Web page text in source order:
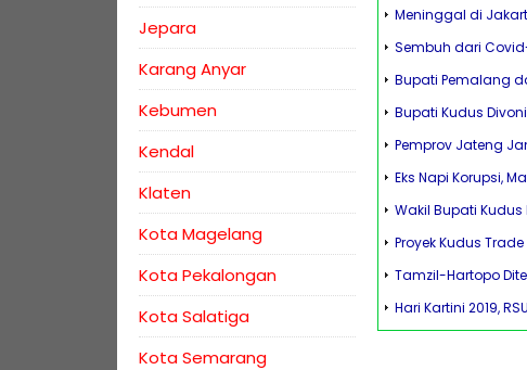
Jepara
Karang Anyar
Kebumen
Kendal
Klaten
Kota Magelang
Kota Pekalongan
Kota Salatiga
Kota Semarang
Meninggal di
Sembuh dari
Bupati Pemalang
Bupati Kudus
Pemprov Jateng
Eks Napi Korupsi,
Wakil Bupati
Proyek Kudus
Tamzil-Hartopo
Hari Kartini 2019,